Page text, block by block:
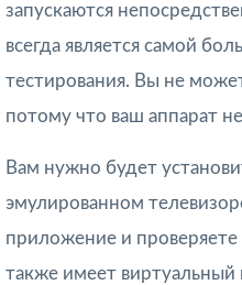
запускаются
всегда является самой
тестирования. Вы не
потому что ваш аппарат
Вам нужно будет
эмулированном
приложение и проверяете
также имеет виртуальный